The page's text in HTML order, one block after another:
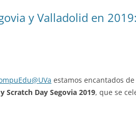
y Valladolid en
estamos encantados
Scratch Day Segovia 2019, que se